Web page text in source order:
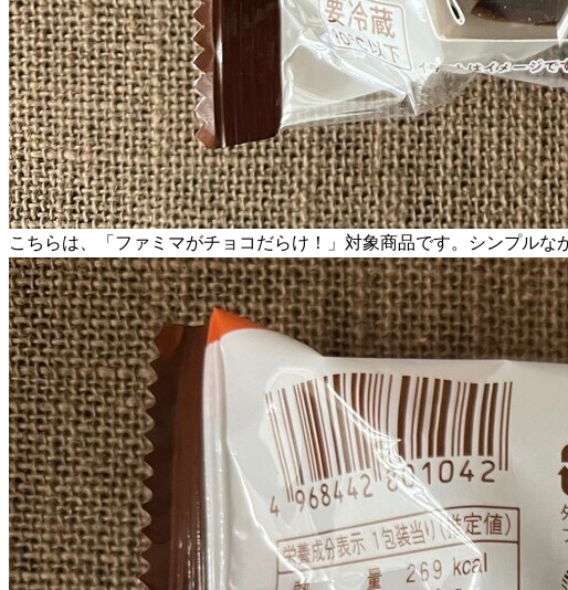
こちらは、「ファミマがチョコだらけ！」対象商品です。シンプル